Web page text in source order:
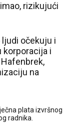
rizikujući
očekuju i
korporacija i
na
plata izvršnog
radnika.